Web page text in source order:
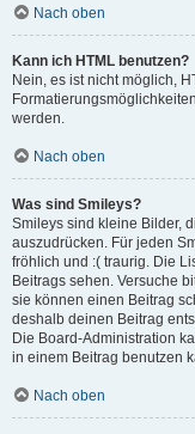
Nach oben
Kann ich HTML benutzen?
Nein, es ist nicht möglich,
werden.
Nach oben
Was sind Smileys?
Smileys sind kleine Bilder,
auszudrücken. Für jeden
fröhlich und :( traurig. Die
Beitrags sehen. Versuche
sie können einen Beitrag
deshalb deinen Beitrag
Die Board-Administration
in einem Beitrag benutzen
Nach oben